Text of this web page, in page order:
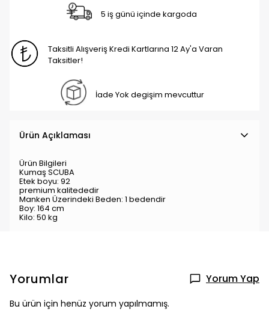
5 iş günü içinde kargoda
Taksitli Alışveriş Kredi Kartlarına 12 Ay'a Varan
Taksitler!
İade Yok degişim mevcuttur
Ürün Açıklaması
Ürün Bilgileri
Kumaş SCUBA
Etek boyu: 92
premium kalitededir
Manken Üzerindeki Beden: 1 bedendir
Boy: 164 cm
Kilo: 50 kg
Yorumlar Yorum Yap
Bu ürün için henüz yorum yapılmamış.